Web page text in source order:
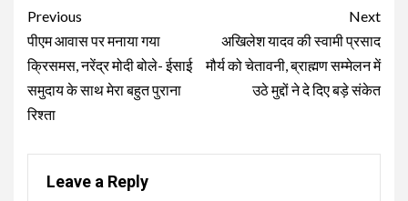
Continue
Reading
Previous
पीएम आवास पर मनाया गया
क्रिसमस, नरेंद्र मोदी बोले- ईसाई
समुदाय के साथ मेरा बहुत पुराना
रिश्ता
Next
अखिलेश यादव की स्वामी प्रसाद
मौर्य को चेतावनी, ब्राह्मण सम्मेलन में
उठे मुद्दों ने दे दिए बड़े संकेत
Leave a Reply